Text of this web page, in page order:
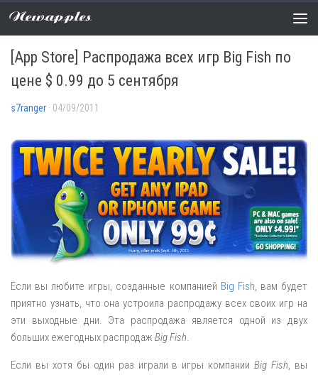
Newapples
РАСПРОДАЖИ 0 COMMENTS
[App Store] Распродажа всех игр Big Fish по
цене $ 0.99 до 5 сентября
s7ranger · 04/09/2011
Если вы любите игры, созданные компанией Big Fish, вам будет
приятно узнать, что она устроила распродажу всех своих игр на
эти выходные дни. Эта распродажа является одной из двух
больших ежегодных распродаж Big Fish.
Если вы хотя бы один раз играли в игры компанииBig Fish, вы